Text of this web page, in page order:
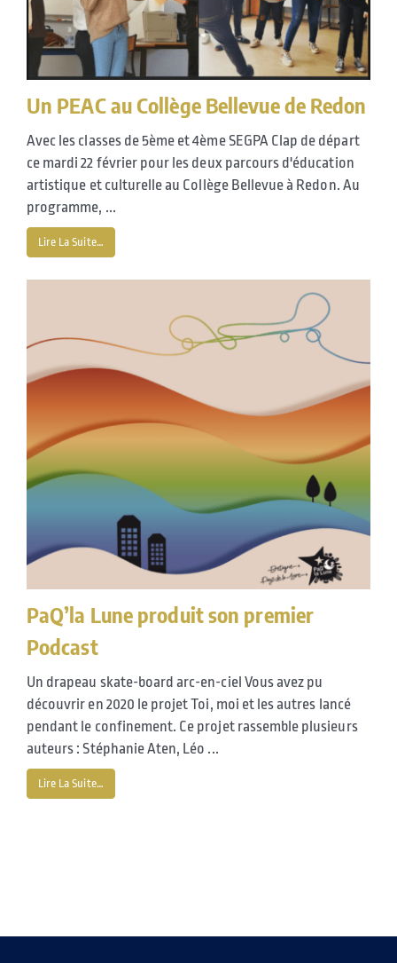
Un PEAC au Collège Bellevue de Redon
Avec les classes de 5ème et 4ème SEGPA Clap de départ
ce mardi 22 février pour les deux parcours d'éducation
artistique et culturelle au Collège Bellevue à Redon. Au
programme, ...
Lire La Suite…
PaQ’la Lune produit son premier
Podcast
Un drapeau skate-board arc-en-ciel Vous avez pu
découvrir en 2020 le projet Toi, moi et les autres lancé
pendant le confinement. Ce projet rassemble plusieurs
auteurs : Stéphanie Aten, Léo ...
Lire La Suite…